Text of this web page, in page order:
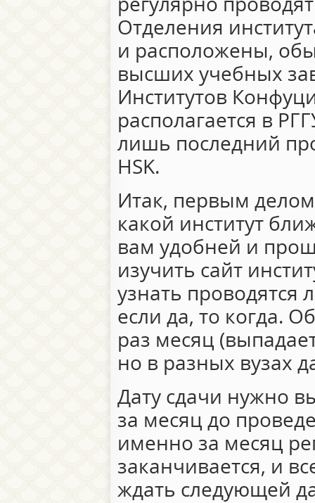
Отделения
и расположены,
высших учебных
Институтов
располагается в
лишь последний
HSK.
Итак, первым
какой институт
вам удобней и
изучить сайт
узнать проводятся
если да, то когда.
раз месяц
но в разных вузах
Дату сдачи нужно
за месяц до
именно за месяц
заканчивается, и
ждать следующей